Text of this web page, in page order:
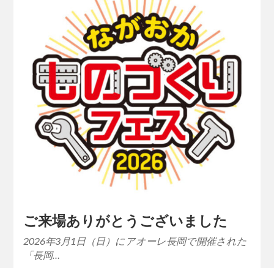
ご来場ありがとうございました
2026年3月1日（日）にアオーレ長岡で開催された
「長岡…